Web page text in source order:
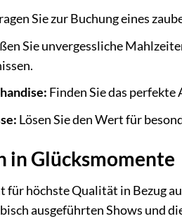
Sie zur Buchung eines
Sie unvergessliche
Finden Sie das perfekte
Lösen Sie den Wert für
in Glücksmomente
für höchste Qualität in Bezug
ausgeführten Shows und